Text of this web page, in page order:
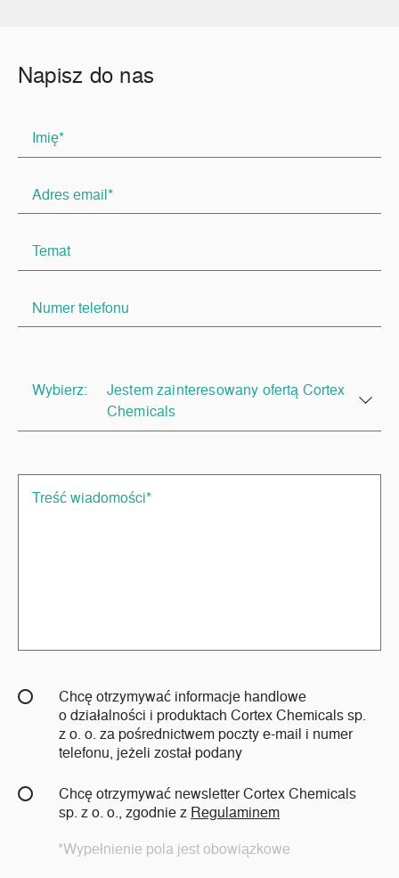
Napisz do nas
Wybierz:
Jestem zainteresowany ofertą Cortex
Chemicals
Chcę otrzymywać informacje handlowe
o działalności i produktach Cortex Chemicals sp.
z o. o. za pośrednictwem poczty e-mail i numer
telefonu, jeżeli został podany
Chcę otrzymywać newsletter Cortex Chemicals
sp. z o. o., zgodnie z Regulaminem
*Wypełnienie pola jest obowiązkowe